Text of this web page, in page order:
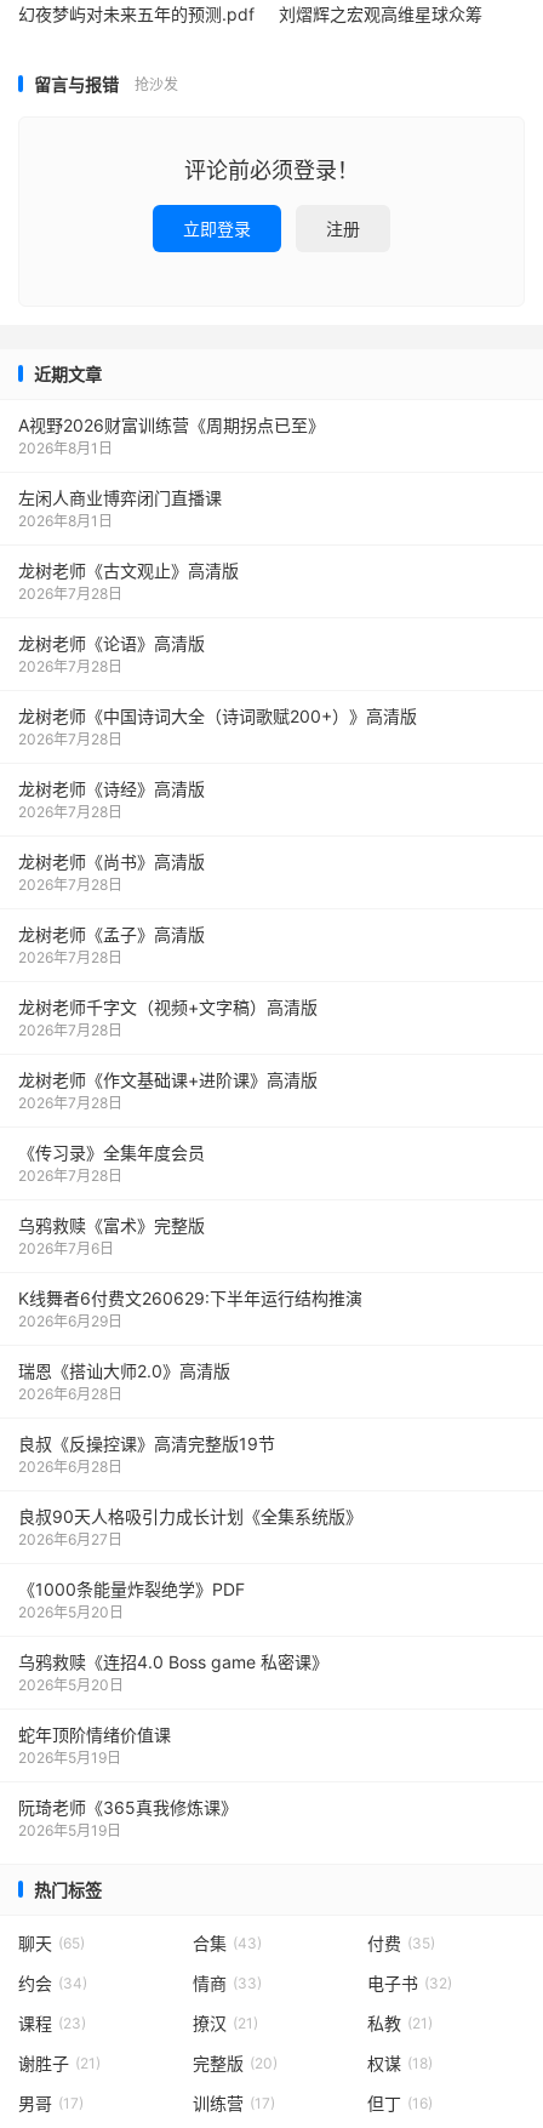
幻夜梦屿对未来五年的预测.pdf 刘熠辉之宏观高维星球众筹
留言与报错 抢沙发
评论前必须登录！
立即登录 注册
近期文章
A视野2026财富训练营《周期拐点已至》
2026年8月1日
左闲人商业博弈闭门直播课
2026年8月1日
龙树老师《古文观止》高清版
2026年7月28日
龙树老师《论语》高清版
2026年7月28日
龙树老师《中国诗词大全（诗词歌赋200+）》高清版
2026年7月28日
龙树老师《诗经》高清版
2026年7月28日
龙树老师《尚书》高清版
2026年7月28日
龙树老师《孟子》高清版
2026年7月28日
龙树老师千字文（视频+文字稿）高清版
2026年7月28日
龙树老师《作文基础课+进阶课》高清版
2026年7月28日
《传习录》全集年度会员
2026年7月28日
乌鸦救赎《富术》完整版
2026年7月6日
K线舞者6付费文260629:下半年运行结构推演
2026年6月29日
瑞恩《搭讪大师2.0》高清版
2026年6月28日
良叔《反操控课》高清完整版19节
2026年6月28日
良叔90天人格吸引力成长计划《全集系统版》
2026年6月27日
《1000‮能条‬‎量‮裂炸‬‎绝学》PDF
2026年5月20日
乌鸦救赎《连招4.0 Boss game 私密课》
2026年5月20日
蛇年顶阶情绪价值课
2026年5月19日
阮琦老师《365真我修炼课》
2026年5月19日
热门标签
聊天 (65) 合集 (43) 付费 (35)
约会 (34) 情商 (33) 电子书 (32)
课程 (23) 撩汉 (21) 私教 (21)
谢胜子 (21) 完整版 (20) 权谋 (18)
男哥 (17) 训练营 (17) 但丁 (16)